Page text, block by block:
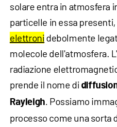
solare entra in atmosfera
particelle in essa
elettroni debolmente
molecole dell'atmosfera.
radiazione
prende il nome di
Rayleigh. Possiamo
processo come una sorta